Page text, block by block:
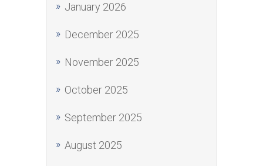
January 2026
December 2025
November 2025
October 2025
September 2025
August 2025